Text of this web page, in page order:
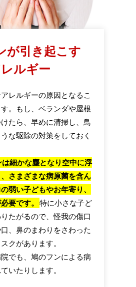
が引き起こす
ルギー
レルギーの原因となるこ
。もし、ベランダや屋根
たら、早めに清掃し、鳥
な駆除の対策をしておく
細かな塵となり空中に浮
さまざまな病原菌を含ん
弱い子どもやお年寄り、
要です。
特に小さな子ど
たがるので、怪我の傷口
、鼻のまわりをさわった
クがあります。
でも、鳩のフンによる病
いたりします。